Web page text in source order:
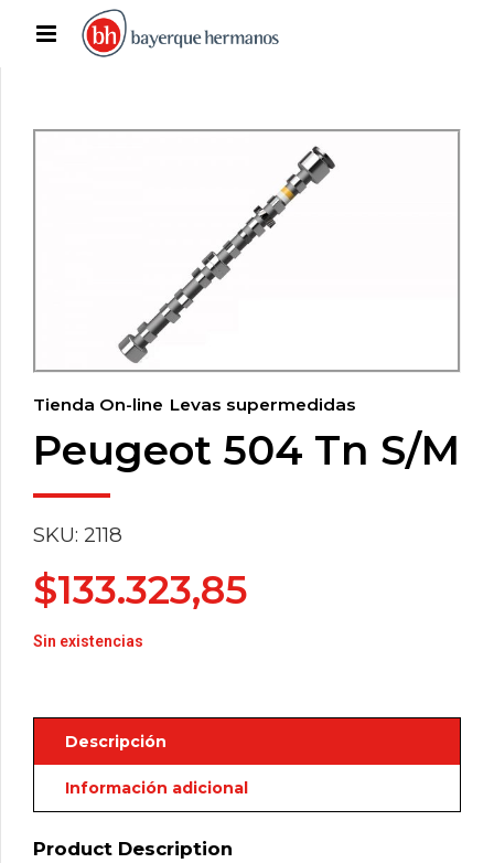
Tienda On-line Levas supermedidas
Peugeot 504 Tn S/M
SKU: 2118
$133.323,85
Sin existencias
Descripción
Información adicional
Product Description